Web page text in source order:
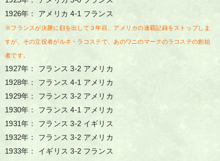
1926年： アメリカ 4-1 フランス
※フランスが決勝に顔を出して３年目、アメリカの連覇記録をストップしま
すが、その立役者がルネ・ラコステで、あのワニのマークのラコステの創始
者です。
1927年： フランス 3-2 アメリカ
1928年： フランス 4-1 アメリカ
1929年： フランス 3-2 アメリカ
1930年： フランス 4-1 アメリカ
1931年： フランス 3-2 イギリス
1932年： フランス 3-2 アメリカ
1933年： イギリス 3-2 フランス